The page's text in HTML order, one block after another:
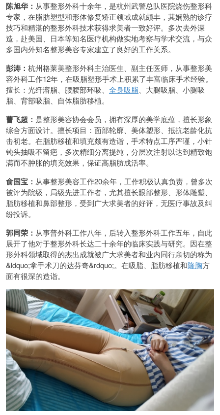
陈旭华： 从事整形外科十余年，是杭州武警总队医院烧伤整形科
专家，在脂肪塑型和形体修复矫正领域成就颇丰，其娴熟的诊疗
技巧和精湛的整形外科技术获得求美者一致好评。多次去外深
造，赴美国、日本等知名医疗机构做实地考察与学术交流，与众
多国内外知名整形美容专家建立了良好的工作关系。
彭涛： 杭州格莱美整形外科主治医生、副主任医师，从事整形美
容外科工作12年，在吸脂塑形手术上积累了丰富临床手术经验。
擅长：光纤溶脂、腰腹部环吸、 全身吸脂 、大腿吸脂、小腿吸
脂、背部吸脂、自体脂肪移植。
曹飞超： 是整形美容协会会员，拥有深厚的美学底蕴，擅长形象
综合方面设计。擅长项目：面部轮廓、美体塑形、抵抗老龄化抗
击初老。在脂肪移植和填充颇有造诣，手术特点工序严谨，小针
钝头抽吸不留疤，多次精细分离提纯，分层次注射以达到精致饱
满而不肿胀的填充效果，保证高脂肪成活率。
俞国宝： 从事整形美容工作20余年，工作积极认真负责，曾多次
被评为院级，局级先进工作者，尤其擅长眼部整形、形体雕塑、
脂肪移植和鼻部整形，受到广大求美者的好评，无医疗事故及纠
纷投诉。
郭同荣： 从事普外科工作八年，后转入整形外科工作五年，自此
展开了他对于整形外科长达二十余年的临床实践与研究。因在整
形外科领域取得的杰出成就被广大求美者和业内同行亲切的称为
&ldquo;拿手术刀的达芬奇&rdquo;。在吸脂、脂肪移植和隆胸方
面有很深的造诣。